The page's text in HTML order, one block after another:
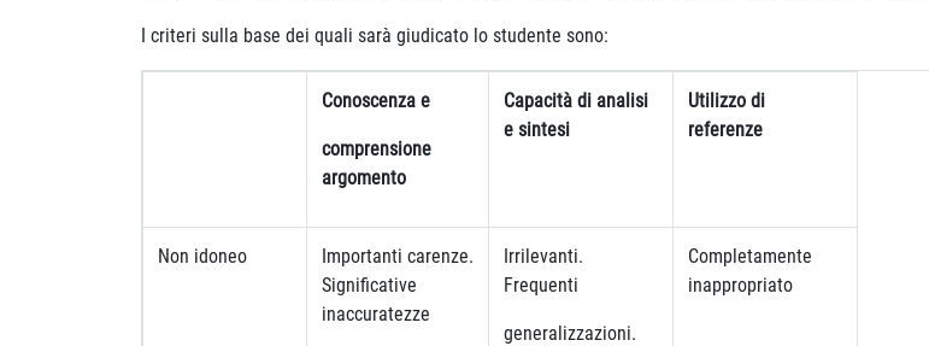
I criteri sulla base dei quali sarà giudicato lo studente sono:
Conoscenza e
comprensione
argomento
Capacità di analisi
e sintesi
Utilizzo di
referenze
Non idoneo
Importanti carenze.
Significative
inaccuratezze
Irrilevanti.
Frequenti
generalizzazioni.
Completamente
inappropriato